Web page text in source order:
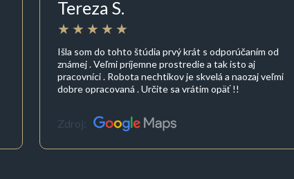
Tereza S.
Išla som do tohto štúdia prvý krát s odporúčaním od
známej . Veľmi príjemne prostredie a tak isto aj
pracovníci . Robota nechtikov je skvelá a naozaj veľmi
dobre opracovaná . Určite sa vrátim opäť !!
Zdroj: